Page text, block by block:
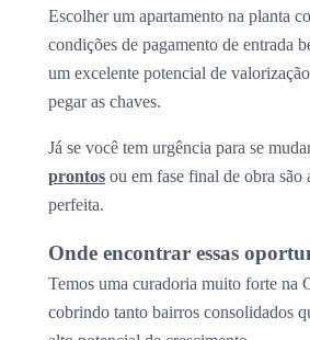
Escolher um apartamento na planta
condições de pagamento de entrada
um excelente potencial de
pegar as chaves.
Já se você tem urgência para se
prontos ou em fase final de obra são
perfeita.
Onde encontrar essas
Temos uma curadoria muito forte na
cobrindo tanto bairros consolidados